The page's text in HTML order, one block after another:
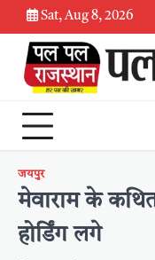
Skip
to
content
Sat, Aug 8, 2026
जयपुर
मेवाराम के
होर्डिंग लगे